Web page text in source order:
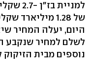
של 1.28
היום, יעלה המחיר
נוספים מבית הזיקוק